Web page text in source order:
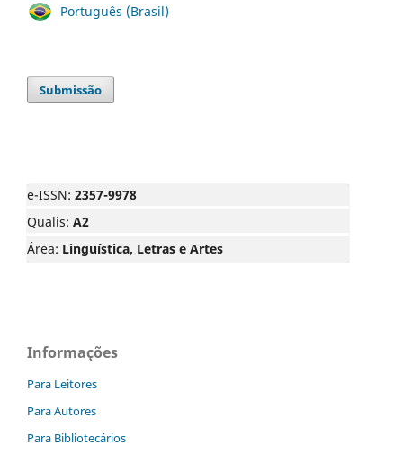
Português (Brasil)
Submissão
e-ISSN: 2357-9978
Qualis: A2
Área: Linguística, Letras e Artes
Informações
Para Leitores
Para Autores
Para Bibliotecários